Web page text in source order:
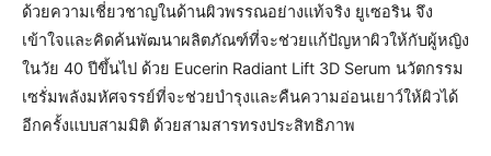
ด้วยความเชี่ยวชาญในด้านผิวพรรณอย่างแท้จริง ยูเซอริน จึง
เข้าใจและคิดค้นพัฒนาผลิตภัณฑ์ที่จะช่วยแก้ปัญหาผิวให้กับผู้หญิง
ในวัย 40 ปีขึ้นไป ด้วย Eucerin Radiant Lift 3D Serum นวัตกรรม
เซรั่มพลังมหัศจรรย์ที่จะช่วยบำรุงและคืนความอ่อนเยาว์ให้ผิวได้
อีกครั้งแบบสามมิติ ด้วยสามสารทรงประสิทธิภาพ